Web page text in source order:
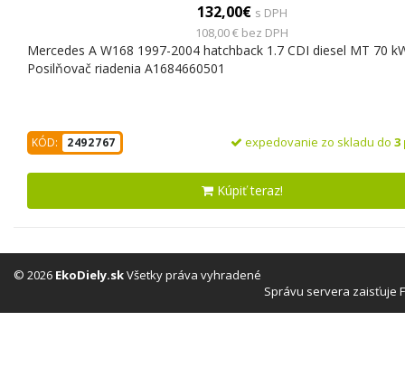
132,00€ s DPH
108,00 € bez DPH
Mercedes A W168 1997-2004 hatchback 1.7 CDI diesel MT 70
Posilňovač riadenia A1684660501
KÓD: 2492767 expedovanie zo skladu do 3
Kúpiť teraz!
© 2026 EkoDiely.skVšetky práva vyhradené
Správu servera zaisťuje